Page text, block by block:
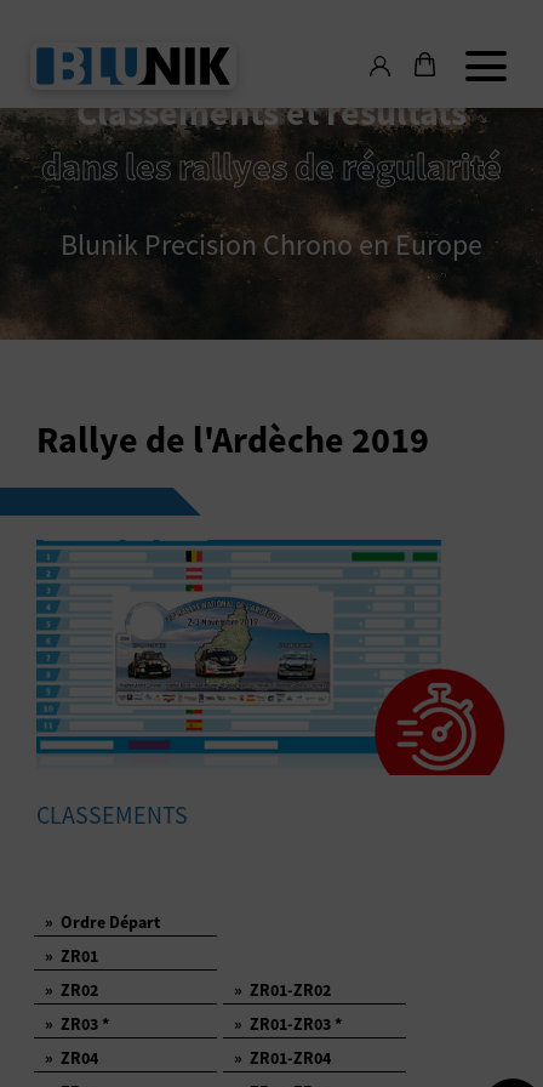
Classements et résultats
dans les rallyes de régularité
Blunik Precision Chrono en Europe
Rallye de l'Ardèche 2019
CLASSEMENTS
» Ordre Départ
» ZR01
» ZR02 » ZR01-ZR02
» ZR03 * » ZR01-ZR03 *
» ZR04 » ZR01-ZR04